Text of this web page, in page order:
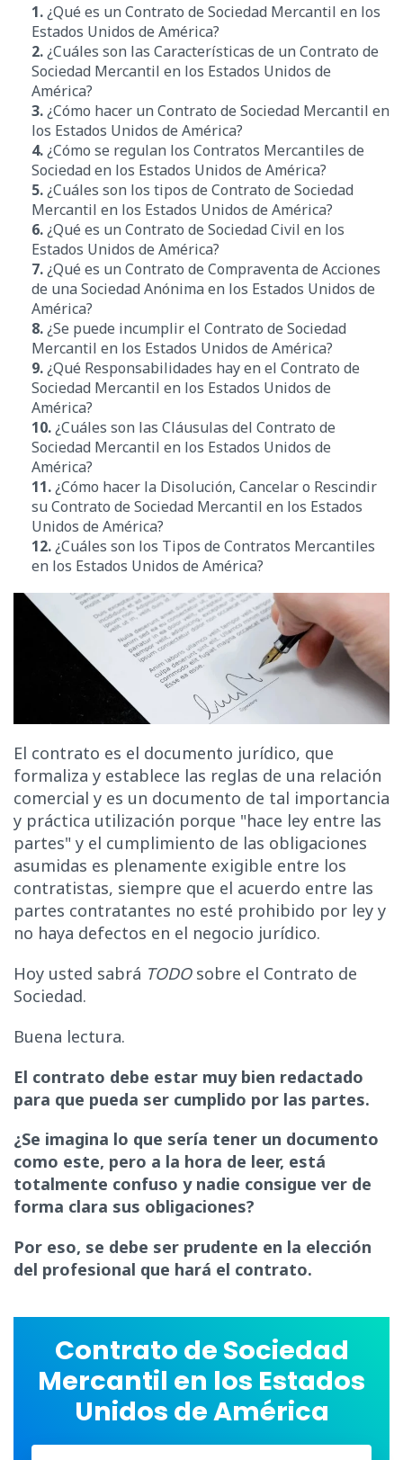
1.¿Qué es un Contrato de Sociedad Mercantil en los
Estados Unidos de América?
2.¿Cuáles son las Características de un Contrato de
Sociedad Mercantil en los Estados Unidos de
América?
3.¿Cómo hacer un Contrato de Sociedad Mercantil en
los Estados Unidos de América?
4.¿Cómo se regulan los Contratos Mercantiles de
Sociedad en los Estados Unidos de América?
5.¿Cuáles son los tipos de Contrato de Sociedad
Mercantil en los Estados Unidos de América?
6.¿Qué es un Contrato de Sociedad Civil en los
Estados Unidos de América?
7.¿Qué es un Contrato de Compraventa de Acciones
de una Sociedad Anónima en los Estados Unidos de
América?
8.¿Se puede incumplir el Contrato de Sociedad
Mercantil en los Estados Unidos de América?
9.¿Qué Responsabilidades hay en el Contrato de
Sociedad Mercantil en los Estados Unidos de
América?
10.¿Cuáles son las Cláusulas del Contrato de
Sociedad Mercantil en los Estados Unidos de
América?
11.¿Cómo hacer la Disolución, Cancelar o Rescindir
su Contrato de Sociedad Mercantil en los Estados
Unidos de América?
12.¿Cuáles son los Tipos de Contratos Mercantiles
en los Estados Unidos de América?
El contrato es el documento jurídico, que
formaliza y establece las reglas de una relación
comercial y es un documento de tal importancia
y práctica utilización porque "hace ley entre las
partes" y el cumplimiento de las obligaciones
asumidas es plenamente exigible entre los
contratistas, siempre que el acuerdo entre las
partes contratantes no esté prohibido por ley y
no haya defectos en el negocio jurídico.
Hoy usted sabrá TODO sobre el Contrato de
Sociedad.
Buena lectura.
El contrato debe estar muy bien redactado
para que pueda ser cumplido por las partes.
¿Se imagina lo que sería tener un documento
como este, pero a la hora de leer, está
totalmente confuso y nadie consigue ver de
forma clara sus obligaciones?
Por eso, se debe ser prudente en la elección
del profesional que hará el contrato.
Contrato de Sociedad
Mercantil en los Estados
Unidos de América